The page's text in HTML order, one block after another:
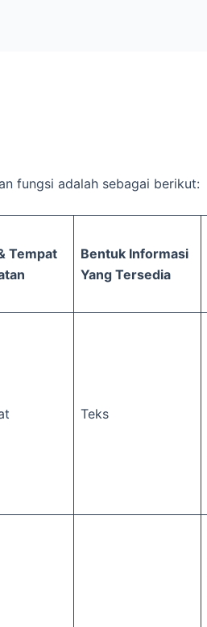
fungsi adalah sebagai berikut:
Tempat
Bentuk Informasi
Yang Tersedia
Teks